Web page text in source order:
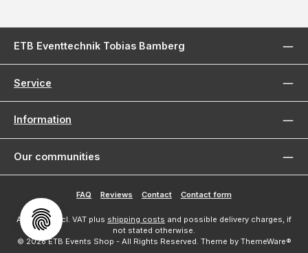
ETB Eventtechnik Tobias Bamberg
Service
Information
Our communities
FAQ Reviews Contact Contact form
All prices incl. VAT plus shipping costs and possible delivery charges, if
not stated otherwise.
© 2026 ETB Events Shop - All Rights Reserved. Theme by ThemeWare®